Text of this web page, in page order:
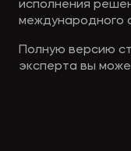
исполнения
международного
Полную версию
эксперта вы